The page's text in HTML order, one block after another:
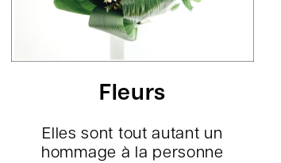
Fleurs
Elles sont tout autant un
hommage à la personne